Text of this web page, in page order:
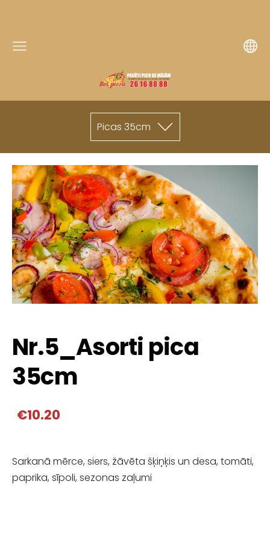
Picas 35cm
Nr.5_Asorti pica
35cm
€10.20
Sarkanā mērce, siers, žāvēta šķiņķis un desa, tomāti,
paprika, sīpoli, sezonas zaļumi